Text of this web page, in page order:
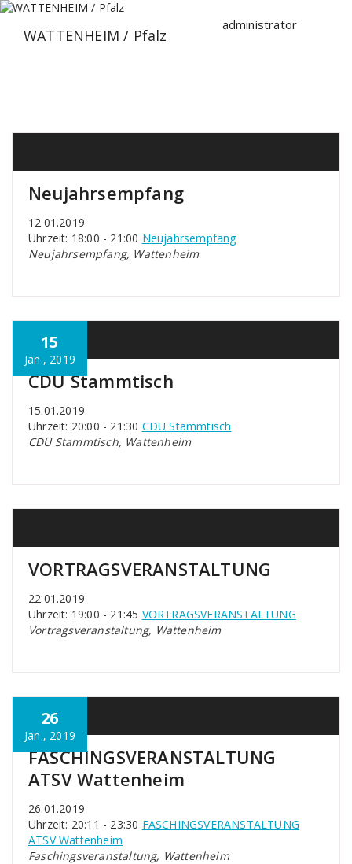
Zum
springenWATTENHEIM / Pfalz
administrator
Neujahrsempfang
12.01.2019
Uhrzeit: 18:00 - 21:00 Neujahrsempfang
Neujahrsempfang, Wattenheim
15
Jan., 2019
CDU Stammtisch
15.01.2019
Uhrzeit: 20:00 - 21:30 CDU Stammtisch
CDU Stammtisch, Wattenheim
VORTRAGSVERANSTALTUNG
22.01.2019
Uhrzeit: 19:00 - 21:45 VORTRAGSVERANSTALTUNG
Vortragsveranstaltung, Wattenheim
26
Jan., 2019
FASCHINGSVERANSTALTUNG
ATSV Wattenheim
26.01.2019
Uhrzeit: 20:11 - 23:30 FASCHINGSVERANSTALTUNG
ATSV Wattenheim
Faschingsveranstaltung, Wattenheim